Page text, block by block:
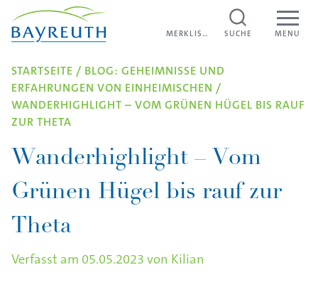
Direkt zum Inhalt
MENU
SUCHE
MERKLISTE
STARTSEITE / BLOG: GEHEIMNISSE UND
ERFAHRUNGEN VON EINHEIMISCHEN /
WANDERHIGHLIGHT – VOM GRÜNEN HÜGEL BIS RAUF
ZUR THETA
Wanderhighlight – Vom
Grünen Hügel bis rauf zur
Theta
Verfasst am 05.05.2023 von Kilian